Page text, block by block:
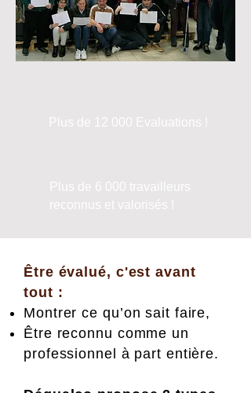
Plus de 12 000 Evaluations !
Plus de 6 000 travailleurs
reconnus et valorisés !
Être évalué, c'est avant
tout :
Montrer ce qu’on sait faire,
Être reconnu comme un
professionnel à part entière.